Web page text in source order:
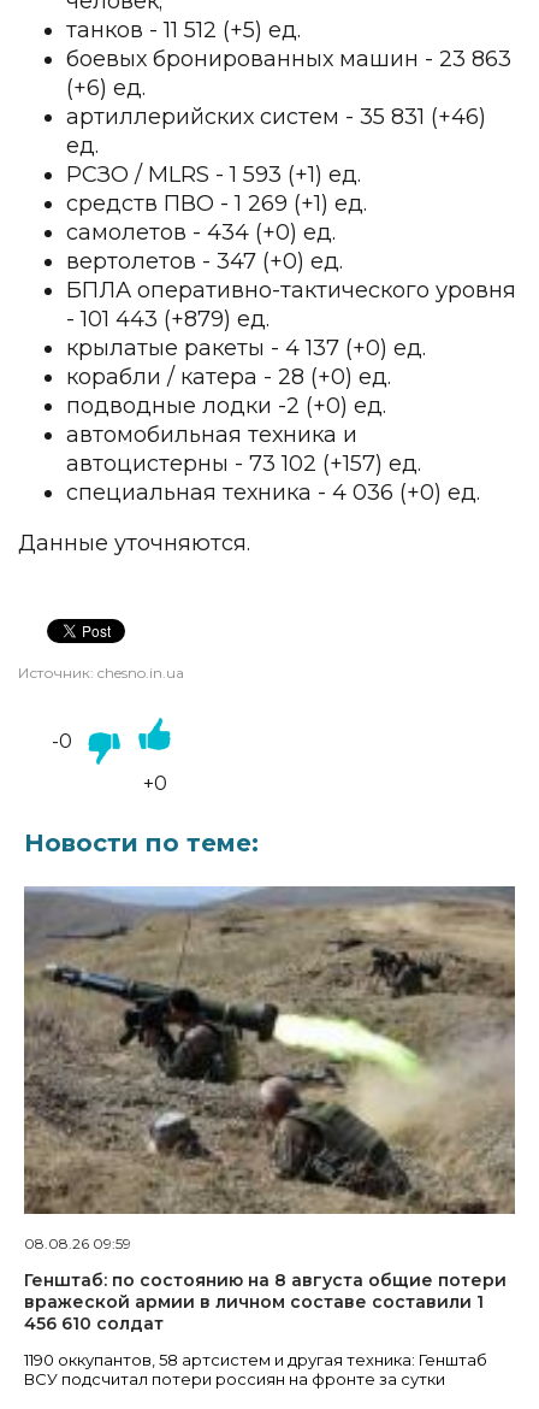
танков - 11 512 (+5) ед.
боевых бронированных машин - 23 863
(+6) ед.
артиллерийских систем - 35 831 (+46)
ед.
РСЗО / MLRS - 1 593 (+1) ед.
средств ПВО - 1 269 (+1) ед.
самолетов - 434 (+0) ед.
вертолетов - 347 (+0) ед.
БПЛА оперативно-тактического уровня
- 101 443 (+879) ед.
крылатые ракеты - 4 137 (+0) ед.
корабли / катера - 28 (+0) ед.
подводные лодки -2 (+0) ед.
автомобильная техника и
автоцистерны - 73 102 (+157) ед.
специальная техника - 4 036 (+0) ед.
Данные уточняются.
Источник: chesno.in.ua
-0
+0
Новости по теме:
08.08.26 09:59
Генштаб: по состоянию на 8 августа общие потери
вражеской армии в личном составе составили 1
456 610 солдат
1190 оккупантов, 58 артсистем и другая техника: Генштаб
ВСУ подсчитал потери россиян на фронте за сутки